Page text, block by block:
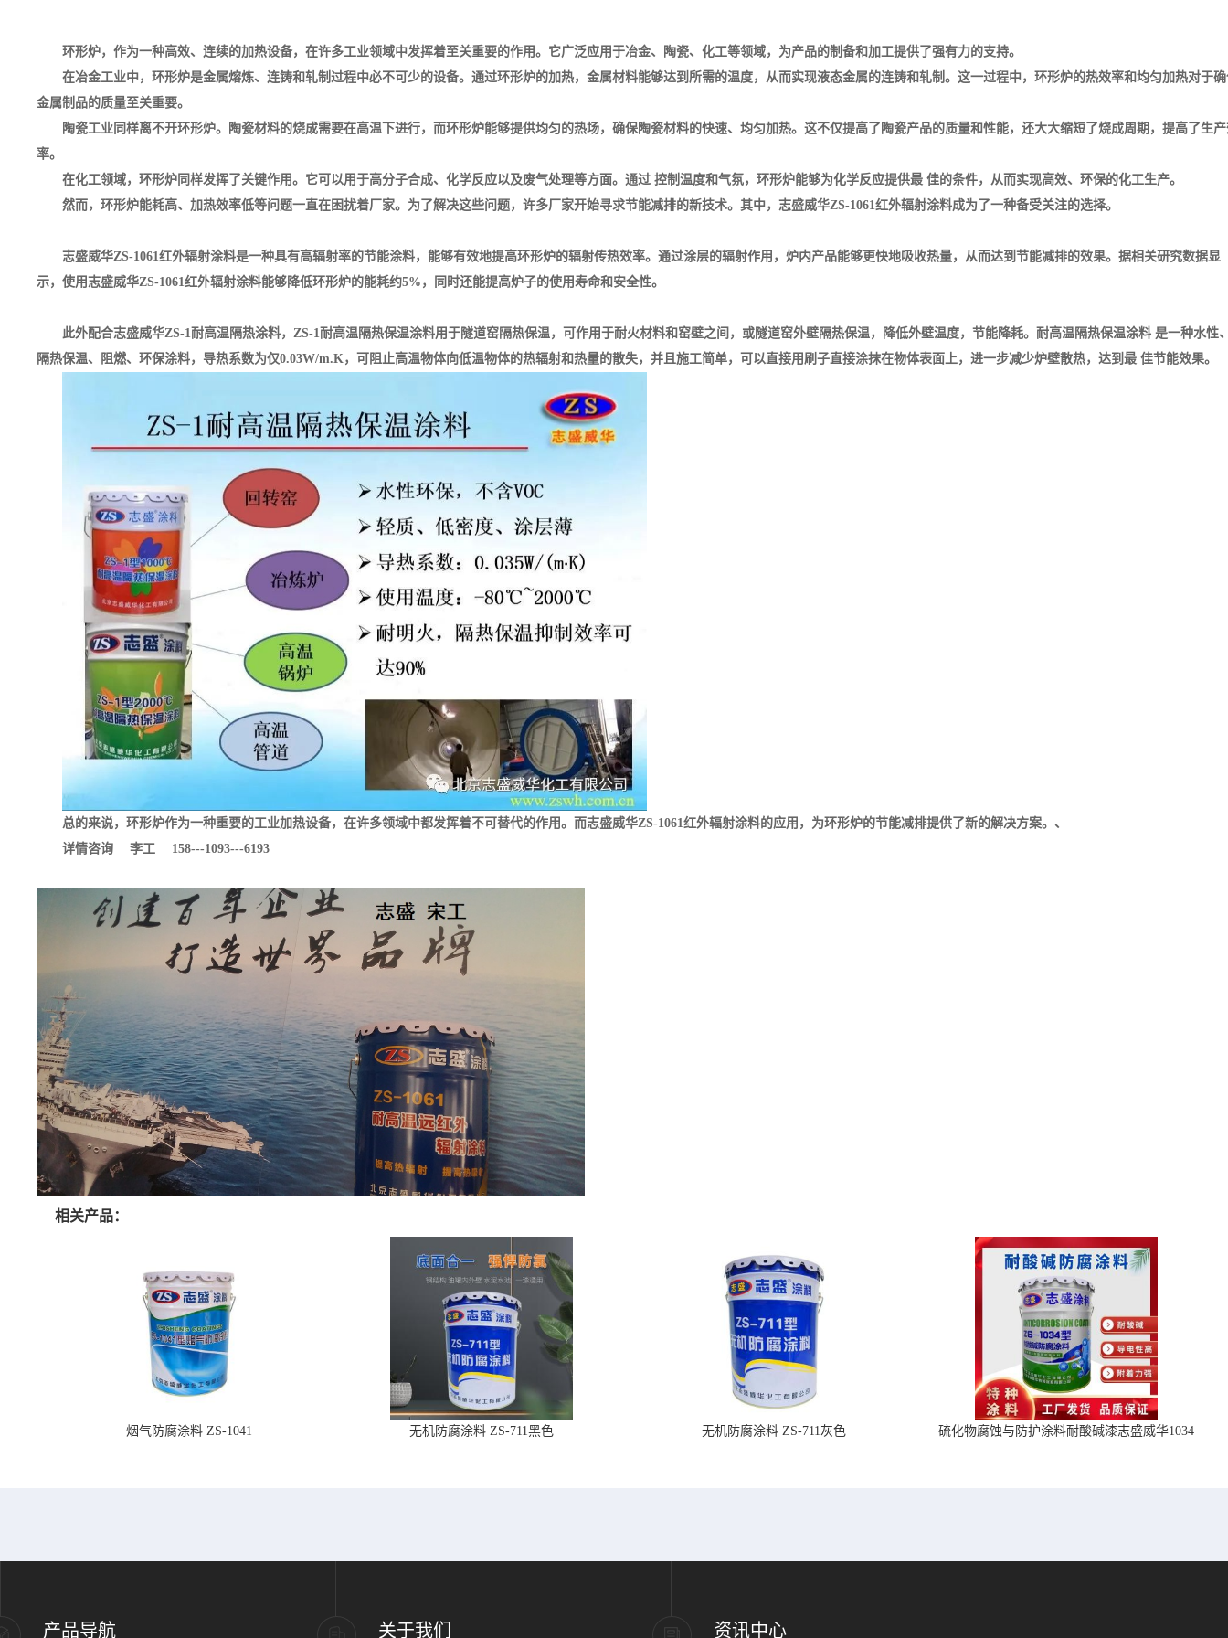
环形炉，作为一种高效、连续的加热设备，在许多工业领域中发挥着至关重要的作用。它广泛应用于冶金、陶瓷、化工等领域，为产品的制备和加工提供了强有力的支持。
在冶金工业中，环形炉是金属熔炼、连铸和轧制过程中必不可少的设备。通过环形炉的加热，金属材料能够达到所需的温度，从而实现液态金属的连铸和轧制。这一过程中，环形炉的热效率和均匀加热对于
金属制品的质量至关重要。
陶瓷工业同样离不开环形炉。陶瓷材料的烧成需要在高温下进行，而环形炉能够提供均匀的热场，确保陶瓷材料的快速、均匀加热。这不仅提高了陶瓷产品的质量和性能，还大大缩短了烧成周期，提高了生
率。
在化工领域，环形炉同样发挥了关键作用。它可以用于高分子合成、化学反应以及废气处理等方面。通过 控制温度和气氛，环形炉能够为化学反应提供最 佳的条件，从而实现高效、环保的化工生产。
然而，环形炉能耗高、加热效率低等问题一直在困扰着厂家。为了解决这些问题，许多厂家开始寻求节能减排的新技术。其中，志盛威华ZS-1061红外辐射涂料成为了一种备受关注的选择。
志盛威华ZS-1061红外辐射涂料是一种具有高辐射率的节能涂料，能够有效地提高环形炉的辐射传热效率。通过涂层的辐射作用，炉内产品能够更快地吸收热量，从而达到节能减排的效果。据相关研究数据显
示，使用志盛威华ZS-1061红外辐射涂料能够降低环形炉的能耗约5%，同时还能提高炉子的使用寿命和安全性。
此外配合志盛威华ZS-1耐高温隔热涂料，ZS-1耐高温隔热保温涂料用于隧道窑隔热保温，可作用于耐火材料和窑壁之间，或隧道窑外壁隔热保温，降低外壁温度，节能降耗。耐高温隔热保温涂料 是一种水性
隔热保温、阻燃、环保涂料，导热系数为仅0.03W/m.K，可阻止高温物体向低温物体的热辐射和热量的散失，并且施工简单，可以直接用刷子直接涂抹在物体表面上，进一步减少炉壁散热，达到最 佳节能效果。
总的来说，环形炉作为一种重要的工业加热设备，在许多领域中都发挥着不可替代的作用。而志盛威华ZS-1061红外辐射涂料的应用，为环形炉的节能减排提供了新的解决方案。、
详情咨询 李工 158---1093---6193
相关产品：
烟气防腐涂料 ZS-1041 无机防腐涂料 ZS-711黑色 无机防腐涂料 ZS-711灰色 硫化物腐蚀与防护涂料耐酸碱漆志盛威华1034
产品导航 关于我们 资讯中心